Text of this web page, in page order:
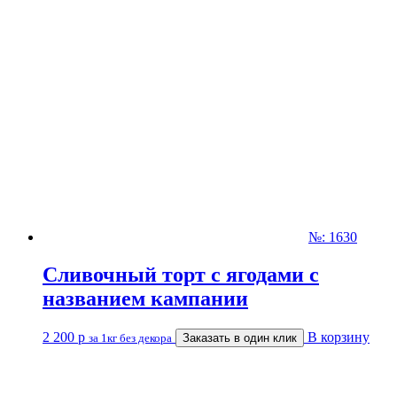
№: 1630
Сливочный торт с ягодами с
названием кампании
2 200 р за 1кг без декора Заказать в один клик В корзину